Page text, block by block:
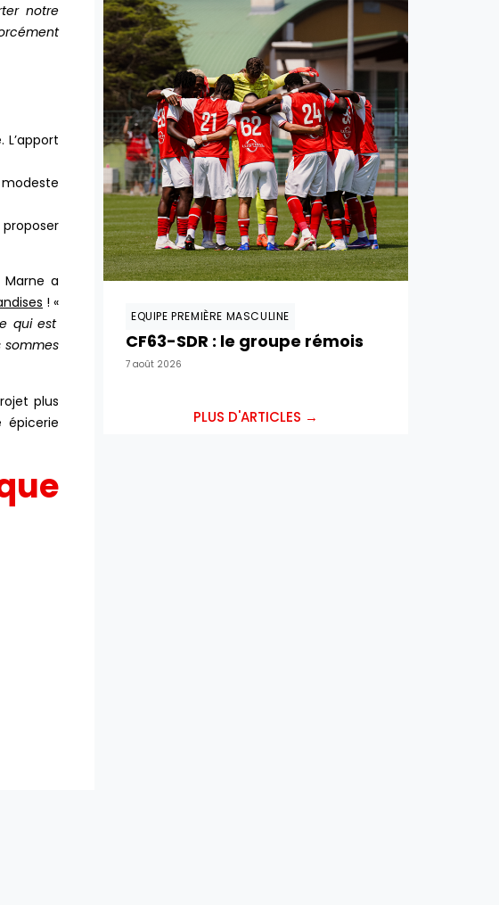
notre
Marne a
! «
qui est
sommes
plus
épicerie
EQUIPE PREMIÈRE MASCULINE
CF63-SDR : le groupe rémois
7 août 2026
PLUS D'ARTICLES →